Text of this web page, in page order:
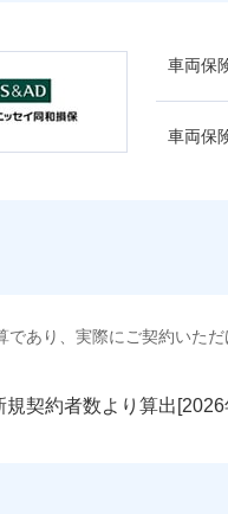
車両保
車両保
であり、実際にご契約いた
規契約者数より算出[